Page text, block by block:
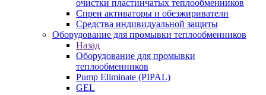
очистки пластинчатых теплообменников
Спреи активаторы и обезжириватели
Средства индивидуальной защиты
Оборудование для промывки теплообменников
Назад
Оборудование для промывки
теплообменников
Pump Eliminate (PIPAL)
GEL